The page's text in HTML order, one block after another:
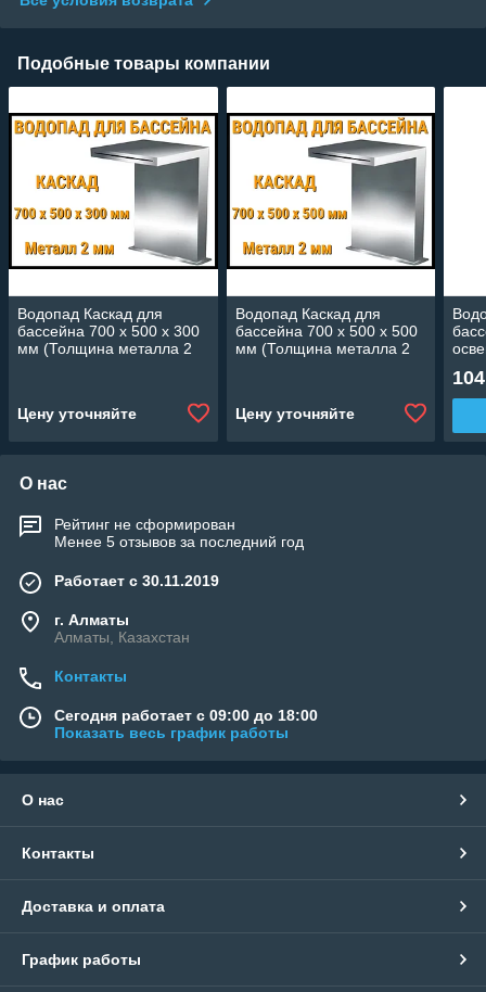
Подобные товары компании
Водопад Каскад для
бассейна 700 x 500 x 300
мм (Толщина металла 2
Цену уточняйте
Водопад Каскад для
бассейна 700 x 500 x 500
мм (Толщина металла 2
Цену уточняйте
О нас
Рейтинг не сформирован
Менее 5 отзывов за последний год
Работает с 30.11.2019
г. Алматы
Алматы, Казахстан
Контакты
Сегодня работает с 09:00 до 18:00
Показать весь график работы
О нас
Контакты
Доставка и оплата
График работы